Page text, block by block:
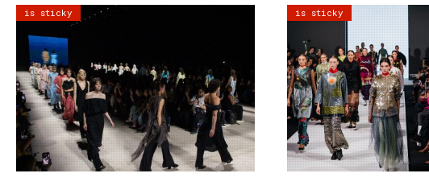
is sticky is sticky